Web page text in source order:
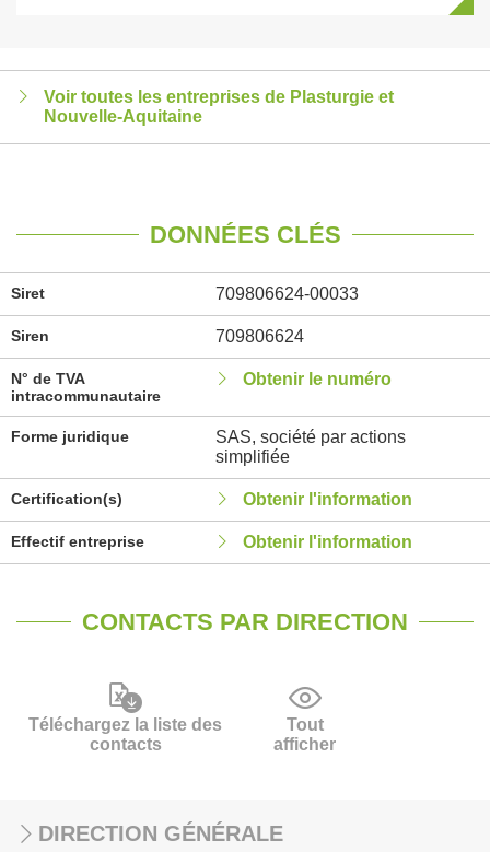
Voir toutes les entreprises de Plasturgie et
Nouvelle-Aquitaine
DONNÉES CLÉS
Siret 709806624-00033
Siren 709806624
N° de TVA
intracommunautaire
Obtenir le numéro
Forme juridique
SAS, société par actions
simplifiée
Certification(s) Obtenir l'information
Effectif entreprise Obtenir l'information
CONTACTS PAR DIRECTION
Téléchargez la liste des
contacts
Tout
afficher
DIRECTION GÉNÉRALE